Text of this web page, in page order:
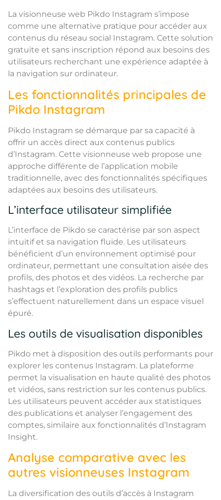
La visionneuse web Pikdo Instagram s’impose
comme une alternative pratique pour accéder aux
contenus du réseau social Instagram. Cette solution
gratuite et sans inscription répond aux besoins des
utilisateurs recherchant une expérience adaptée à
la navigation sur ordinateur.
Les fonctionnalités principales de
Pikdo Instagram
Pikdo Instagram se démarque par sa capacité à
offrir un accès direct aux contenus publics
d’Instagram. Cette visionneuse web propose une
approche différente de l’application mobile
traditionnelle, avec des fonctionnalités spécifiques
adaptées aux besoins des utilisateurs.
L’interface utilisateur simplifiée
L’interface de Pikdo se caractérise par son aspect
intuitif et sa navigation fluide. Les utilisateurs
bénéficient d’un environnement optimisé pour
ordinateur, permettant une consultation aisée des
profils, des photos et des vidéos. La recherche par
hashtags et l’exploration des profils publics
s’effectuent naturellement dans un espace visuel
épuré.
Les outils de visualisation disponibles
Pikdo met à disposition des outils performants pour
explorer les contenus Instagram. La plateforme
permet la visualisation en haute qualité des photos
et vidéos, sans restriction sur les contenus publics.
Les utilisateurs peuvent accéder aux statistiques
des publications et analyser l’engagement des
comptes, similaire aux fonctionnalités d’Instagram
Insight.
Analyse comparative avec les
autres visionneuses Instagram
La diversification des outils d’accès à Instagram